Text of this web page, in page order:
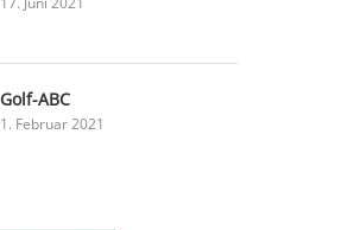
Golf-ABC
1. Februar 2021